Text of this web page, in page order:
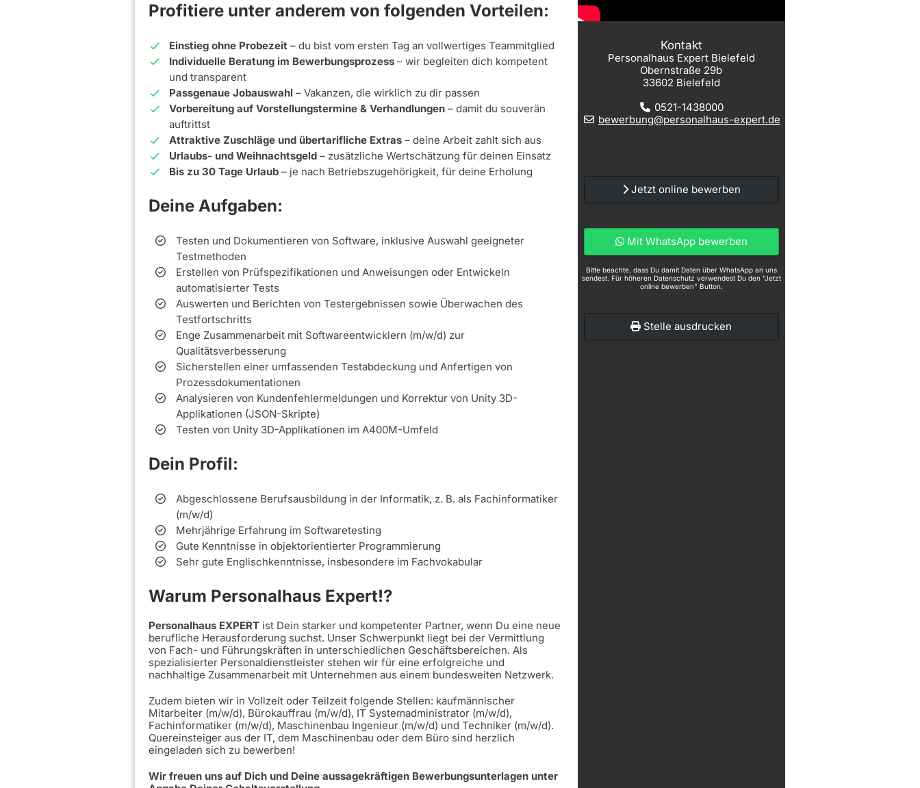
Profitiere unter anderem von folgenden Vorteilen:
Einstieg ohne Probezeit – du bist vom ersten Tag an vollwertiges Teammitglied
Individuelle Beratung im Bewerbungsprozess – wir begleiten dich kompetent
und transparent
Passgenaue Jobauswahl – Vakanzen, die wirklich zu dir passen
Vorbereitung auf Vorstellungstermine & Verhandlungen – damit du souverän
auftrittst
Attraktive Zuschläge und übertarifliche Extras – deine Arbeit zahlt sich aus
Urlaubs- und Weihnachtsgeld – zusätzliche Wertschätzung für deinen Einsatz
Bis zu 30 Tage Urlaub – je nach Betriebszugehörigkeit, für deine Erholung
Deine Aufgaben:
Testen und Dokumentieren von Software, inklusive Auswahl geeigneter
Testmethoden
Erstellen von Prüfspezifikationen und Anweisungen oder Entwickeln
automatisierter Tests
Auswerten und Berichten von Testergebnissen sowie Überwachen des
Testfortschritts
Enge Zusammenarbeit mit Softwareentwicklern (m/w/d) zur
Qualitätsverbesserung
Sicherstellen einer umfassenden Testabdeckung und Anfertigen von
Prozessdokumentationen
Analysieren von Kundenfehlermeldungen und Korrektur von Unity 3D-
Applikationen (JSON-Skripte)
Testen von Unity 3D-Applikationen im A400M-Umfeld
Dein Profil:
Abgeschlossene Berufsausbildung in der Informatik, z. B. als Fachinformatiker
(m/w/d)
Mehrjährige Erfahrung im Softwaretesting
Gute Kenntnisse in objektorientierter Programmierung
Sehr gute Englischkenntnisse, insbesondere im Fachvokabular
Warum Personalhaus Expert!?
Personalhaus EXPERT ist Dein starker und kompetenter Partner, wenn Du eine neue
berufliche Herausforderung suchst. Unser Schwerpunkt liegt bei der Vermittlung
von Fach- und Führungskräften in unterschiedlichen Geschäftsbereichen. Als
spezialisierter Personaldienstleister stehen wir für eine erfolgreiche und
nachhaltige Zusammenarbeit mit Unternehmen aus einem bundesweiten Netzwerk.
Zudem bieten wir in Vollzeit oder Teilzeit folgende Stellen: kaufmännischer
Mitarbeiter (m/w/d), Bürokauffrau (m/w/d), IT Systemadministrator (m/w/d),
Fachinformatiker (m/w/d), Maschinenbau Ingenieur (m/w/d) und Techniker (m/w/d).
Quereinsteiger aus der IT, dem Maschinenbau oder dem Büro sind herzlich
eingeladen sich zu bewerben!
Wir freuen uns auf Dich und Deine aussagekräftigen Bewerbungsunterlagen unter
Kontakt
Personalhaus Expert Bielefeld
Obernstraße 29b
33602 Bielefeld
0521-1438000
bewerbung@personalhaus-expert.de
Jetzt online bewerben
Mit WhatsApp bewerben
Bitte beachte, dass Du damit Daten über WhatsApp an uns
sendest. Für höheren Datenschutz verwendest Du den "Jetzt
online bewerben" Button.
Stelle ausdrucken